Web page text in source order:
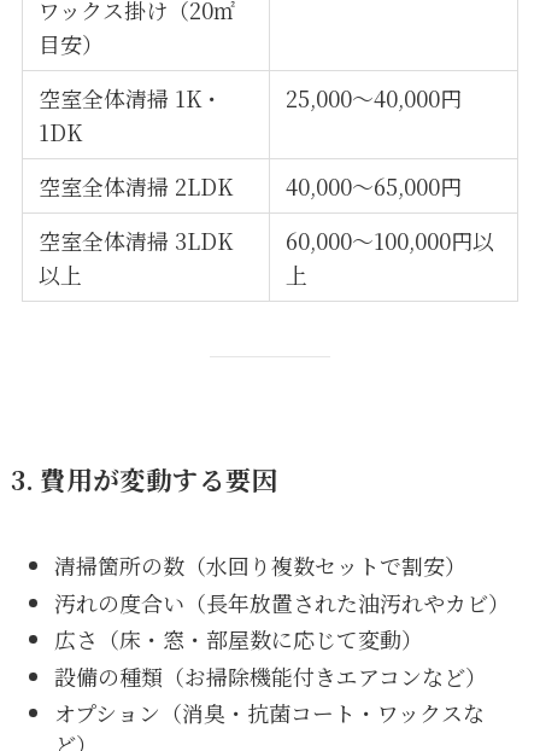
ワックス掛け（20㎡
目安）
空室全体清掃 1K・
1DK
25,000〜40,000円
空室全体清掃 2LDK
40,000〜65,000円
空室全体清掃 3LDK
以上
60,000〜100,000円以
上
3. 費用が変動する要因
清掃箇所の数（水回り複数セットで割安）
汚れの度合い（長年放置された油汚れやカビ）
広さ（床・窓・部屋数に応じて変動）
設備の種類（お掃除機能付きエアコンなど）
オプション（消臭・抗菌コート・ワックスな
ど）